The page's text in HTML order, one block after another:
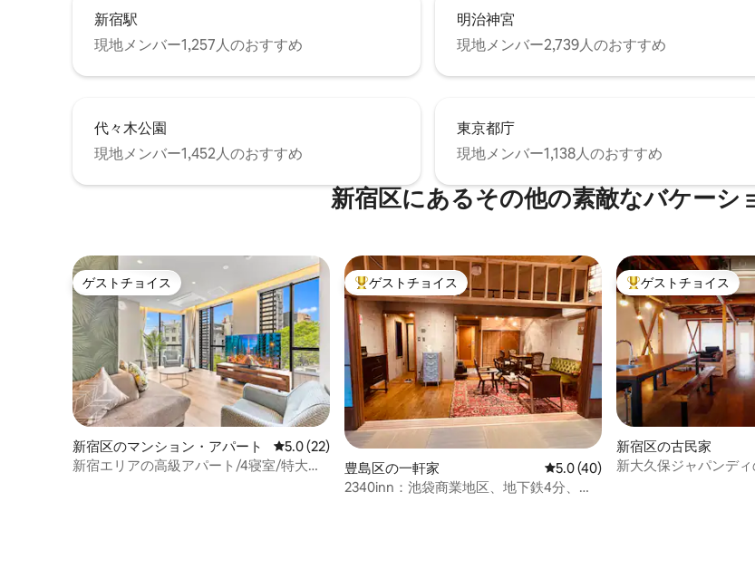
人々に人気のあるネット有名人ベーカリ
ーで、毎日焼きたての和風パンを味わう
ことができます。 ☕ 徒歩20メートル 人気
の日本のバリスタコーヒーショップで、
所の人たちがよく通う伝統的な居酒屋。
🏪 徒歩3分 コンビニエンスストア。24時
間体制で日常のニーズにお応えします。
周辺の観光スポット 徒歩7分で行ける場
所： 新宿歌舞伎町 さまざまな特色のある
コリアンタウン（新大久保） 花園神社 新
宿ゴールデン街
品】ゲスト1名様につき：バスタオル1枚
+フェイスタオル1枚、ヘアドライヤー
（パナソニック、マイナスイオン機能付
き）、歯ブラシ、シャンプー（LUX）、コ
にはプロジェクター
り、一般的なデジタ
ラットフォームに簡
したワードローブが
のにも、友人や家族
もぴったりのお部屋です。 自由
せ、それぞれが快適
新宿駅
現地メンバー1,257人のおすすめ
明治神宮
現地メンバー2,739人のおすすめ
代々木公園
現地メンバー1,452人のおすすめ
東京都庁
現地メンバー1,138人のおすすめ
新宿区にあるその他の素敵なバケーシ
ゲストチョイス
ゲストチョイス
新宿区のマンション・アパート レビュー22件、5つ星中5.0つ星の平均評価
5.0 (22)
新宿エリアの高級アパート/4寝室/特大キ
大好評のゲストチョイスです。
ゲストチョイス
豊島区の一軒家 レビュー40件、5つ星中5.0つ星の
5.0 (40)
2340inn：池袋商業地区、地下鉄4分、屋
大好評のゲストチョ
ゲストチョイス
新宿区の古民家
新大久保ジャパンデ